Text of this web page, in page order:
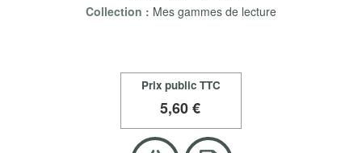
Collection : Mes gammes de lecture
Prix public TTC
5,60 €